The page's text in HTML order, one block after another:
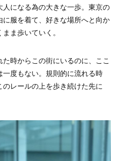
になる為の大きな一歩。東京の
服を着て、好きな場所へと向か
ま歩いていく。
時からこの街にいるのに、ここ
度もない。規則的に流れる時
レールの上を歩き続けた先に